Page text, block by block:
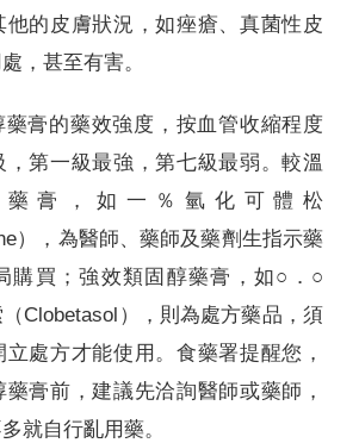
他的皮膚狀況，如痤瘡、真菌性皮
，甚至有害。
藥膏的藥效強度，按血管收縮程度
第一級最強，第七級最弱。較溫
膏，如一％氫化可體松
），為醫師、藥師及藥劑生指示藥
購買；強效類固醇藥膏，如○．○
Clobetasol），則為處方藥品，須
處方才能使用。食藥署提醒您，
膏前，建議先洽詢醫師或藥師，
就自行亂用藥。